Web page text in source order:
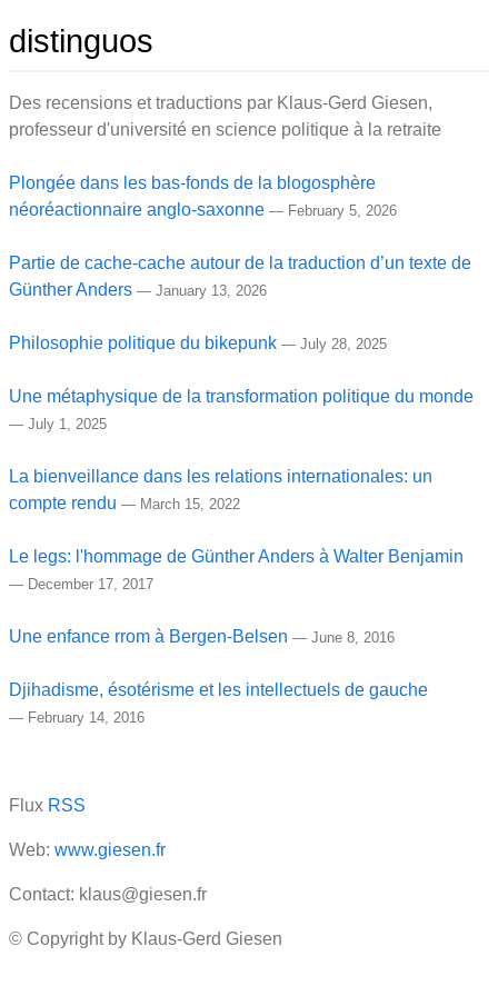
distinguos
Des recensions et traductions par Klaus-Gerd Giesen,
professeur d'université en science politique à la retraite
Plongée dans les bas-fonds de la blogosphère
néoréactionnaire anglo-saxonne — February 5, 2026
Partie de cache-cache autour de la traduction d’un texte de
Günther Anders — January 13, 2026
Philosophie politique du bikepunk — July 28, 2025
Une métaphysique de la transformation politique du monde
— July 1, 2025
La bienveillance dans les relations internationales: un
compte rendu — March 15, 2022
Le legs: l'hommage de Günther Anders à Walter Benjamin
— December 17, 2017
Une enfance rrom à Bergen-Belsen — June 8, 2016
Djihadisme, ésotérisme et les intellectuels de gauche
— February 14, 2016
Flux RSS
Web: www.giesen.fr
Contact: klaus@giesen.fr
© Copyright by Klaus-Gerd Giesen